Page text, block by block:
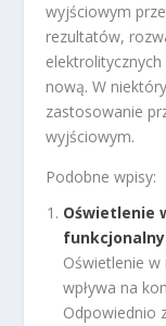
wyjściowym
rezultatów,
nową. W
zastosowanie
wyjściowym.
Podobne wpisy:
Oświetlenie
Oświetlenie
wpływa na
Odpowiednio